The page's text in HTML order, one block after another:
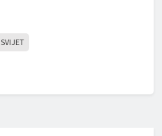
SVIJET